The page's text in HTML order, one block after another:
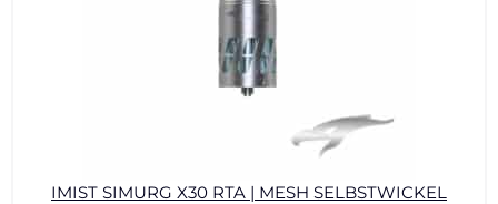
IMIST SIMURG X30 RTA | MESH SELBSTWICKEL